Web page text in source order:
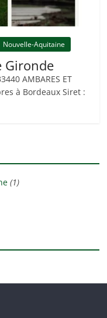
Nouvelle-Aquitaine
Gironde
AMBARES ET
à Bordeaux Siret :
(1)